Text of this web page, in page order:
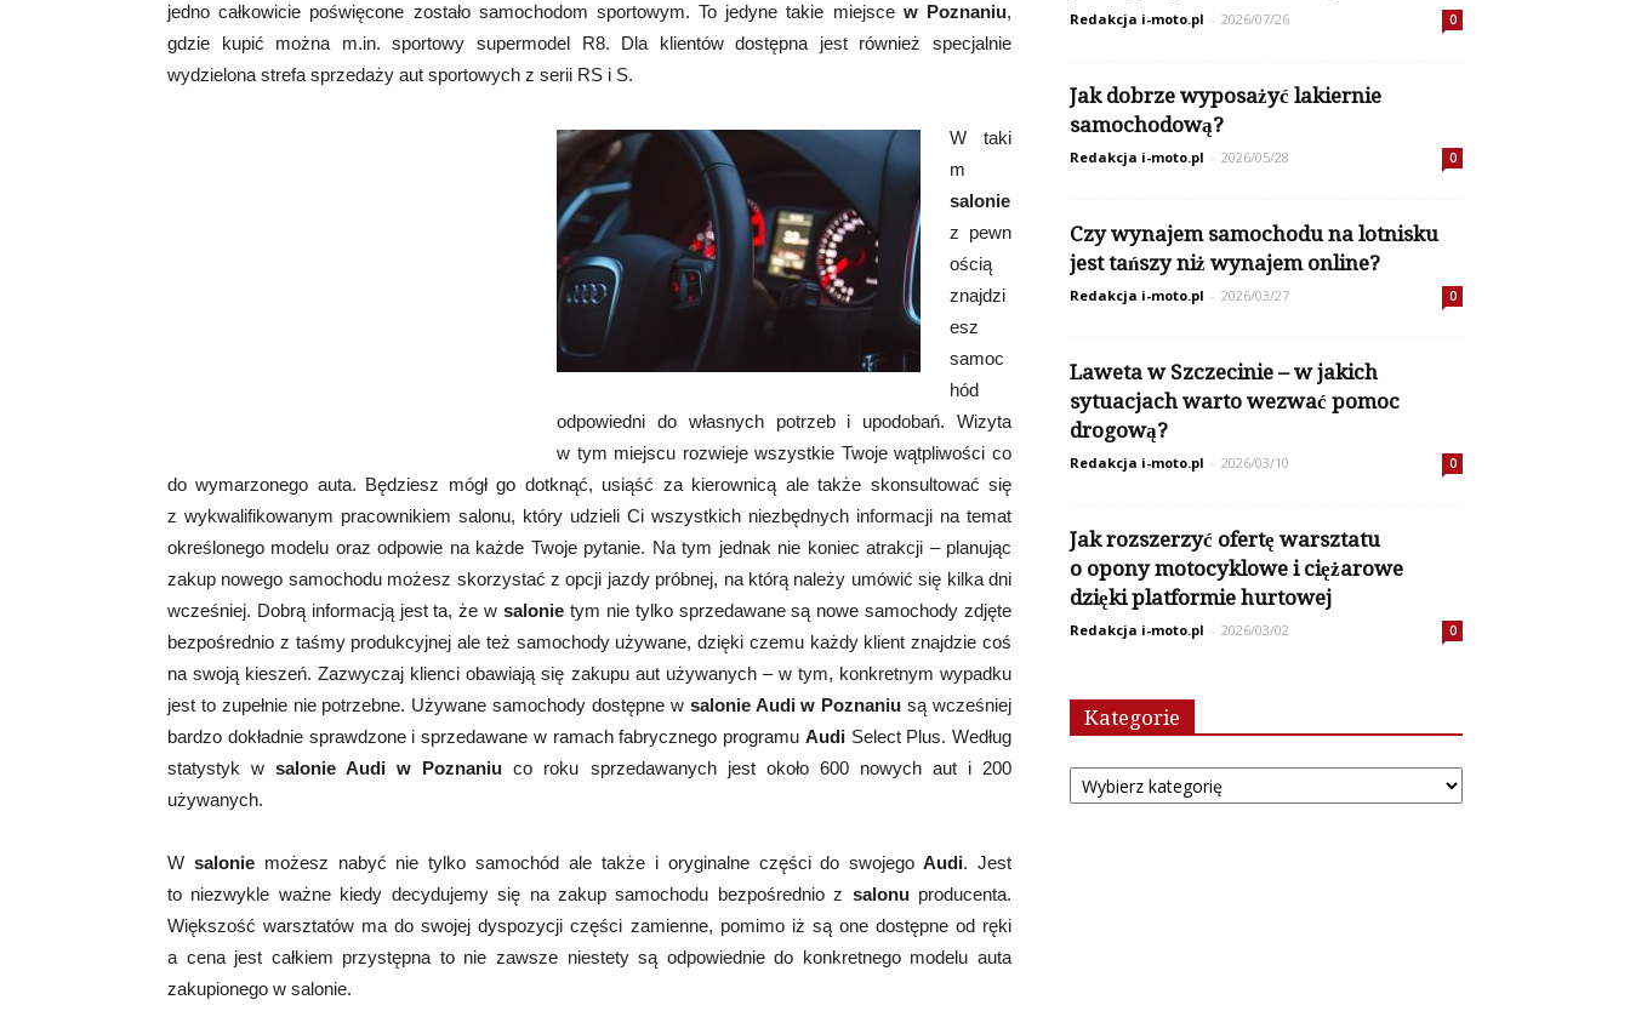
jedno całkowicie poświęcone zostało samochodom sportowym. To jedyne takie miejsce w Poznaniu,
gdzie kupić można m.in. sportowy supermodel R8. Dla klientów dostępna jest również specjalnie
wydzielona strefa sprzedaży aut sportowych z serii RS i S.
W taki
m
salonie
z pewn
ością
znajdzi
esz
samoc
hód
odpowiedni do własnych potrzeb i upodobań. Wizyta
w tym miejscu rozwieje wszystkie Twoje wątpliwości co
do wymarzonego auta. Będziesz mógł go dotknąć, usiąść za kierownicą ale także skonsultować się
z wykwalifikowanym pracownikiem salonu, który udzieli Ci wszystkich niezbędnych informacji na temat
określonego modelu oraz odpowie na każde Twoje pytanie. Na tym jednak nie koniec atrakcji – planując
zakup nowego samochodu możesz skorzystać z opcji jazdy próbnej, na którą należy umówić się kilka dni
wcześniej. Dobrą informacją jest ta, że wsalonie tym nie tylko sprzedawane są nowe samochody zdjęte
bezpośrednio z taśmy produkcyjnej ale też samochody używane, dzięki czemu każdy klient znajdzie coś
na swoją kieszeń. Zazwyczaj klienci obawiają się zakupu aut używanych – w tym, konkretnym wypadku
jest to zupełnie nie potrzebne. Używane samochody dostępne w salonie Audi w Poznaniu są wcześniej
bardzo dokładnie sprawdzone i sprzedawane w ramach fabrycznego programu AudiSelect Plus. Według
statystyk w salonie Audi w Poznaniu co roku sprzedawanych jest około 600 nowych aut i 200
używanych.
W saloniemożesz nabyć nie tylko samochód ale także i oryginalne części do swojego Audi. Jest
to niezwykle ważne kiedy decydujemy się na zakup samochodu bezpośrednio z salonuproducenta.
Większość warsztatów ma do swojej dyspozycji części zamienne, pomimo iż są one dostępne od ręki
a cena jest całkiem przystępna to nie zawsze niestety są odpowiednie do konkretnego modelu auta
zakupionego w salonie.
Redakcja i-moto.pl - 2026/07/26 0
Jak dobrze wyposażyć lakiernie
samochodową?
Redakcja i-moto.pl - 2026/05/28 0
Czy wynajem samochodu na lotnisku
jest tańszy niż wynajem online?
Redakcja i-moto.pl - 2026/03/27 0
Laweta w Szczecinie – w jakich
sytuacjach warto wezwać pomoc
drogową?
Redakcja i-moto.pl - 2026/03/10 0
Jak rozszerzyć ofertę warsztatu
o opony motocyklowe i ciężarowe
dzięki platformie hurtowej
Redakcja i-moto.pl - 2026/03/02 0
Kategorie
Kategorie